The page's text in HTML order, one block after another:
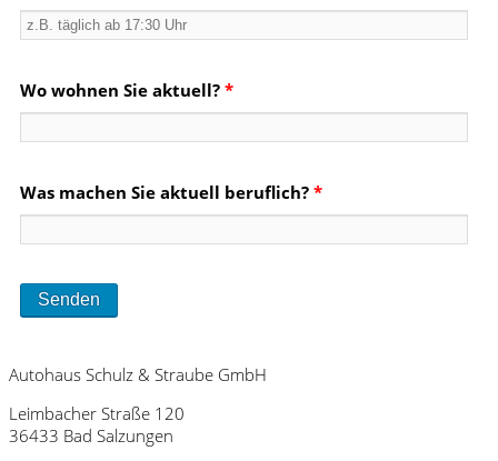
Wo wohnen Sie aktuell? *
Was machen Sie aktuell beruflich? *
Autohaus Schulz & Straube GmbH
Leimbacher Straße 120
36433 Bad Salzungen